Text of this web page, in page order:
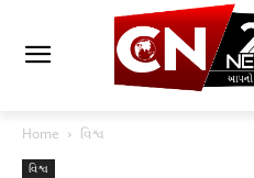
Home વિશ્વ
વિશ્વ